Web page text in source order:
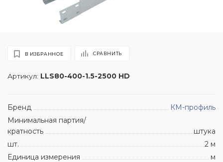
Артикул: LLS80-400-1.5-2500 HD
В ИЗБРАННОЕ СРАВНИТЬ
Бренд
КМ-профиль
Минимальная партия/
кратность
штука
шт.
2 м
Единица измерения
м